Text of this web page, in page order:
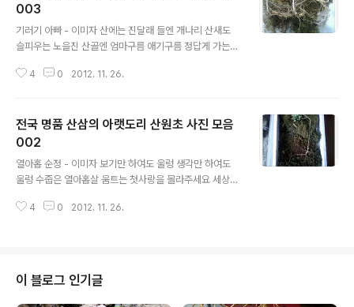
003
기러기 아빠 - 이미자 산에는 진달래 들엔 개나리 산새도
슬피우는 노을진 산골엔 엄마구름 애기구름 정답게 가는데
길잃은 기러기 하늘엔 조각달 강엔 찬바람 재 너머 기적소
은 기러기 가사 출처 : Daum뮤직 산원초 블로그 에서만 볼
수 있는 한국의 자연산삼 뿌리 나체 ㅎ 산원
4 0 2012. 11. 26.
전국 명품 산삼의 아랫도리 산원초 사진 모음
002
열아홉 순정 - 이미자 보기만 하여도 울렁 생각만 하여도
울렁 수줍은 열아홉살 움트는 첫사랑을 몰라주세요 세상의
숨어 있는 장미꽃 보다도 붉은 열아홉 순정이에요 바람이
운 열아홉 순정이래요 가사 출처 : Daum뮤직 전국 산삼의
뿌리 나체를 한눈에 볼수 있는 기회 입니다 ㅎ 산원
4 0 2012. 11. 26.
이 블로그 인기글